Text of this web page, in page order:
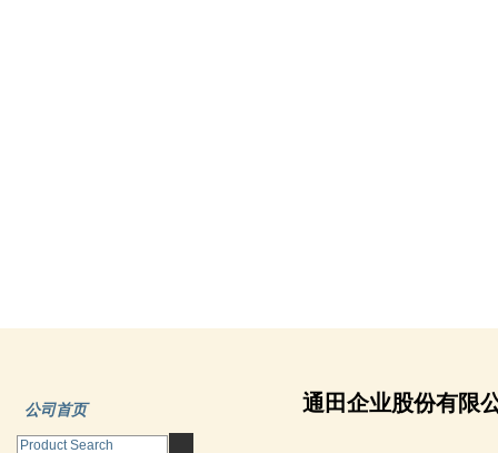
公司首页 通田企业股份有限